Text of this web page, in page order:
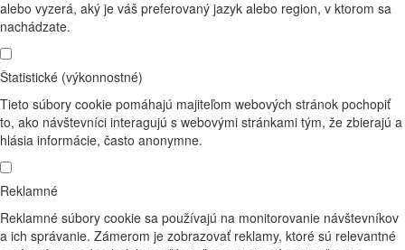
alebo vyzerá, aký je váš preferovaný jazyk alebo region, v ktorom sa
nachádzate.
Štatistické (výkonnostné)
Tieto súbory cookie pomáhajú majiteľom webových stránok pochopiť
to, ako návštevníci interagujú s webovými stránkami tým, že zbierajú a
hlásia informácie, často anonymne.
Reklamné
Reklamné súbory cookie sa používajú na monitorovanie návštevníkov
a ich správanie. Zámerom je zobrazovať reklamy, ktoré sú relevantné